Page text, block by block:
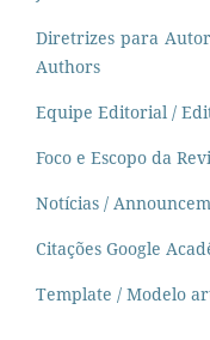
Diretrizes para
Authors
Equipe Editorial /
Foco e Escopo da
Notícias /
Citações Google
Template / Modelo